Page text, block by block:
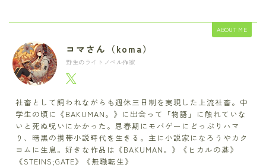
ABOUT ME
コマさん（koma）
野生のライトノベル作家
社畜として飼われながらも週休三日制を実現した上流社畜。中
学生の頃に《BAKUMAN。》に出会って「物語」に触れていな
いと死ぬ呪いにかかった。思春期にモバゲーにどっぷりハマ
り、暗黒の携帯小説時代を生きる。主に小説家になろうやカク
ヨムに生息。好きな作品は《BAKUMAN。》《ヒカルの碁》
《STEINS;GATE》《無職転生》